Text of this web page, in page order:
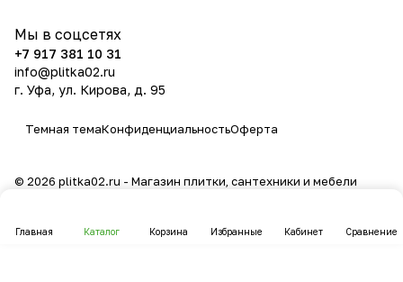
Главная Каталог Корзина Избранные Кабинет Сравнение
Мы в соцсетях
+7 917 381 10 31
info@plitka02.ru
г. Уфа, ул. Кирова, д. 95
Темная темаКонфиденциальностьОферта
© 2026 plitka02.ru - Магазин плитки, сантехники и мебели